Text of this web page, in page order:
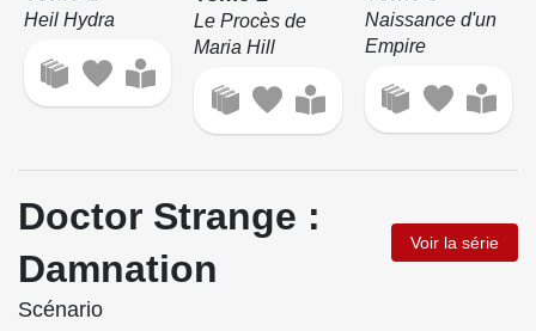
Heil Hydra
Le Procès de
Maria Hill
Naissance d'un
Empire
Doctor Strange :
Damnation
Voir la série
Scénario